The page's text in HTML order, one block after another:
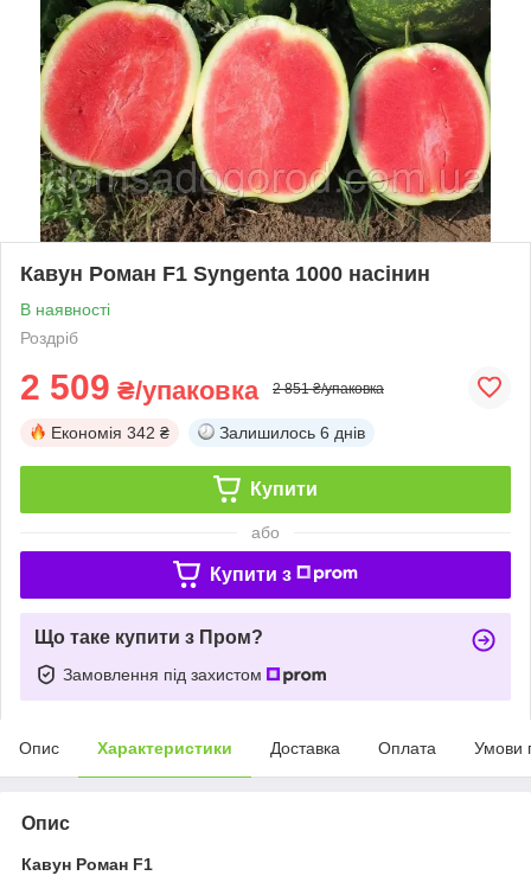
Кавун Роман F1 Syngenta 1000 насінин
В наявності
Роздріб
2 509 ₴/упаковка 2 851 ₴/упаковка
Економія 342 ₴ Залишилось 6 днів
Купити
або
Купити з
Що таке купити з Пром?
Замовлення під захистом
Опис Характеристики Доставка Оплата Умови
Опис
Кавун Роман F1